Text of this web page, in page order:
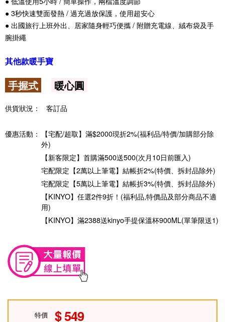
● 3秒快速雙面發熱 / 過充過放保護，使用超安心
● 出國旅行上班外出、居家隨身輕巧便攜 / 附贈充電線、絨布袋及手
腕掛繩
其他款暖手寶
手握式 暖心圓
供貨狀況： 客訂品
優惠活動：
【宅配/超取】滿$2000現折2%(福利品/特價/加購部分除
外)
【新客限定】首購滿500送500(次月10日前匯入)
宅配限定【2萬以上筆電】結帳折2%(特價、拆封品除外)
宅配限定【5萬以上筆電】結帳折3%(特價、拆封品除外)
【KINYO】任選2件9折！(福利品,特價品及部分商品不適
用)
【KINYO】滿2388送kinyo手提保溫杯900ML(單筆限送1)
特價 549